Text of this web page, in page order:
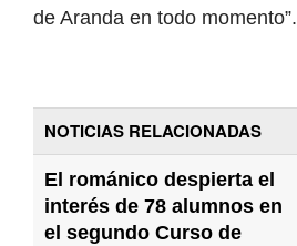
de Aranda en todo momento”.
NOTICIAS RELACIONADAS
El románico despierta el
interés de 78 alumnos en
el segundo Curso de